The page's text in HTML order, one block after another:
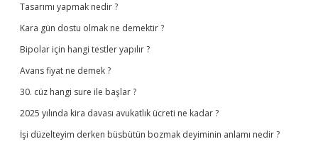
Tasarımı yapmak nedir ?
Kara gün dostu olmak ne demektir ?
Bipolar için hangi testler yapılır ?
Avans fiyat ne demek ?
30. cüz hangi sure ile başlar ?
2025 yılında kira davası avukatlık ücreti ne kadar ?
İşi düzelteyim derken büsbütün bozmak deyiminin anlamı nedir ?